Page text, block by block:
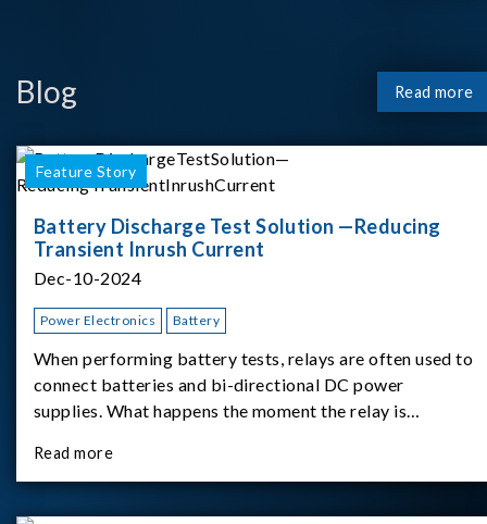
Blog Read more
Feature Story
Battery Discharge Test Solution —Reducing
Transient Inrush Current
Dec-10-2024
Power Electronics Battery
When performing battery tests, relays are often used to
connect batteries and bi-directional DC power
supplies. What happens the moment the relay is
experimental equipment for this study.provides an
applicati
Read more